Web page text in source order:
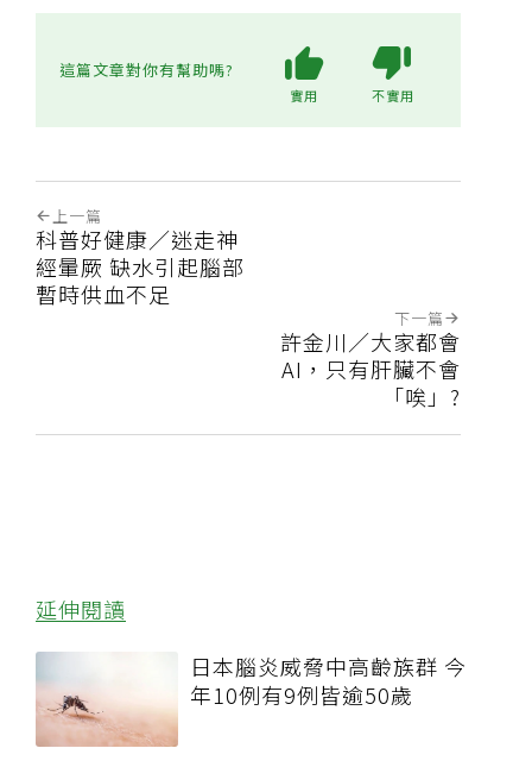
這篇文章對你有幫助嗎?
實用 不實用
上一篇
科普好健康／迷走神
經暈厥 缺水引起腦部
暫時供血不足
下一篇
許金川／大家都會
AI，只有肝臟不會
「唉」?
延伸閱讀
日本腦炎威脅中高齡族群 今
年10例有9例皆逾50歲